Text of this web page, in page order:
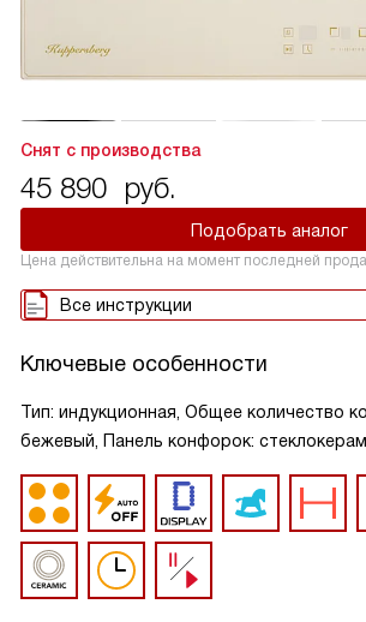
Снят с производства
45 890 руб.
Подобрать аналог
Цена действительна на момент последней
Все инструкции
Ключевые особенности
Тип: индукционная, Общее количество
бежевый, Панель конфорок: